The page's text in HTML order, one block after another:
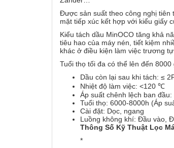
Được sản suất theo công nghị tiên
mặt tiếp xúc kết hợp với kiểu giấy
Kiểu tách dầu MinOCO tăng khả
tiêu hao của máy nén, tiết kiệm
khác ở điều kiện làm việc trương tự
Tuổi thọ tối đa có thể lên đến 8000
Dầu còn lại sau khi tách: ≤
Nhiệt độ làm việc: <120 ℃
Áp suất chênh lệch ban đầu:
Tuổi thọ: 6000-8000h (Áp
Cài đặt: Dọc, ngang
Luồng không khí: Đầu vào,
Thông Số Kỹ Thuật Lọc
*